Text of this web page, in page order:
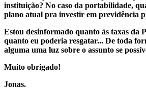
instituição? No caso da portabilidade,
plano atual pra investir em previdência
Estou desinformado quanto às taxas da
quanto eu poderia resgatar... De toda
alguma uma luz sobre o assunto se
Muito obrigado!
Jonas.